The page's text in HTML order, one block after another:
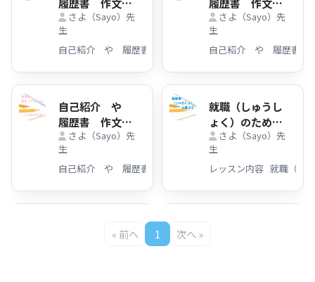
など を 日本語
のネイティブス
ピーカーがチェ
さよ（Sayo）先
生
など を 日本語
のネイティブス
ピーカーがチェ
さよ（Sayo）先
生
自己紹介 や
履歴書 作文
など を 日本語
のネイティブス
ピーカーがチェ
さよ（Sayo）先
生
就職（しゅうし
ょく）のための
履歴書（りれき
しょ）準備（じ
ゅんび）
さよ（Sayo）先
生
ティングと日本
« 前へ 1 次へ »